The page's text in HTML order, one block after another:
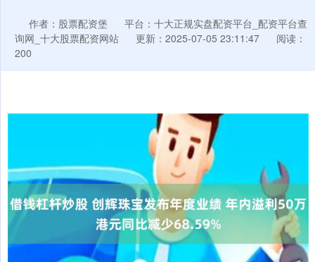
作者：股票配资堡
平台：十大正规实盘配资平台_配资平台查
询网_十大股票配资网站
更新：2025-07-05 23:11:47
阅读：
200